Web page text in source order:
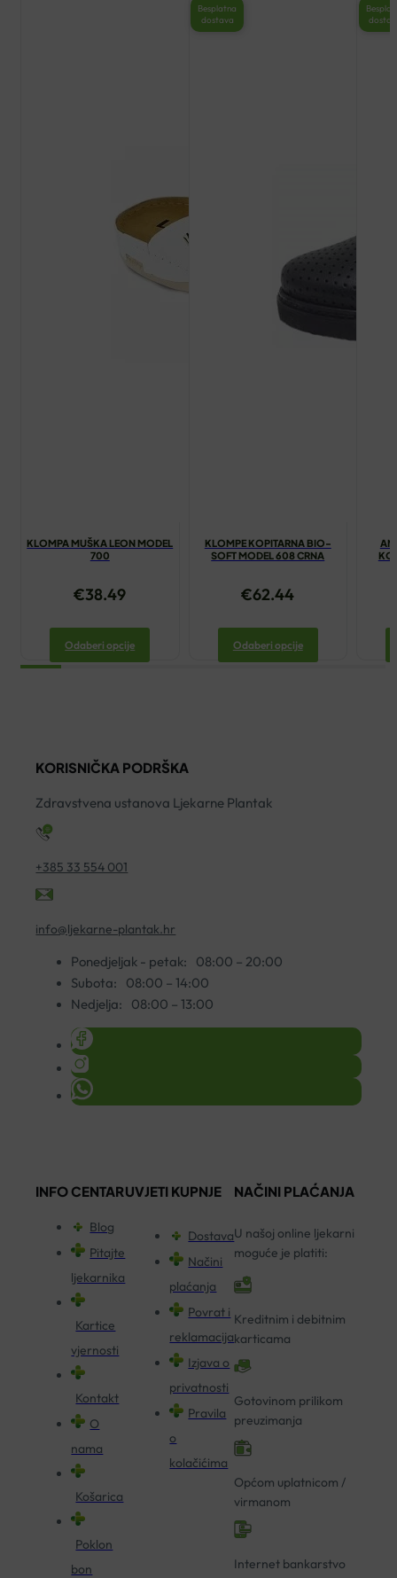
KLOMPA MUŠKA LEON MODEL
700
€38.49
Odaberi opcije
KLOMPE KOPITARNA BIO-
SOFT MODEL 608 CRNA
Besplatna
dostava
€62.44
Odaberi opcije
KORISNIČKA PODRŠKA
Zdravstvena ustanova Ljekarne Plantak
+385 33 554 001
info@ljekarne-plantak.hr
Ponedjeljak - petak:
08:00 – 20:00
Subota:
08:00 – 14:00
Nedjelja:
08:00 – 13:00
INFO CENTAR
Blog
Pitajte
ljekarnika
Kartice
vjernosti
Kontakt
O
nama
Košarica
Poklon
bon
UVJETI KUPNJE
Dostava
Načini
plaćanja
Povrat i
reklamacija
Izjava o
privatnosti
Pravila
o
kolačićima
NAČINI PLAĆANJA
U našoj online ljekarni
moguće je platiti:
Kreditnim i debitnim
karticama
Gotovinom prilikom
preuzimanja
Općom uplatnicom /
virmanom
Internet bankarstvo